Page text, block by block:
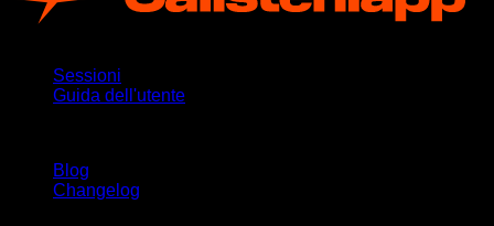
Sessioni
Guida dell'utente
Blog
Changelog